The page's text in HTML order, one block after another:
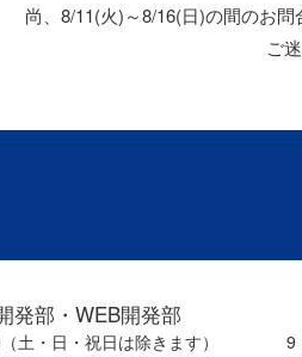
尚、8/11(火)～8/16(日)の間のお
ご
発部・WEB開発部
土・日・祝日は除きます） 9